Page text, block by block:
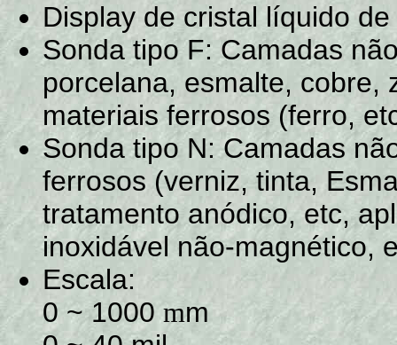
Display de cristal líquido
Sonda tipo F: Camadas
porcelana, esmalte, cobre,
materiais ferrosos (ferro,
Sonda tipo N: Camadas
ferrosos (verniz, tinta,
tratamento anódico, etc,
inoxidável não-magnético,
Escala:
0 ~ 1000mm